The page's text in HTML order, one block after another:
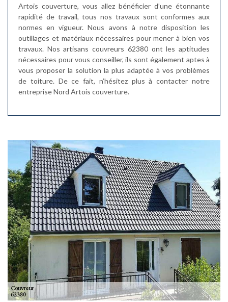
Artois couverture, vous allez bénéficier d’une étonnante
rapidité de travail, tous nos travaux sont conformes aux
normes en vigueur. Nous avons à notre disposition les
outillages et matériaux nécessaires pour mener à bien vos
travaux. Nos artisans couvreurs 62380 ont les aptitudes
nécessaires pour vous conseiller, ils sont également aptes à
vous proposer la solution la plus adaptée à vos problèmes
de toiture. De ce fait, n’hésitez plus à contacter notre
entreprise Nord Artois couverture.